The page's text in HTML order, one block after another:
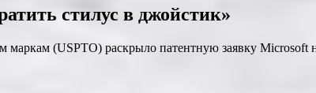
стилус в джойстик»
(USPTO) раскрыло патентную заявку